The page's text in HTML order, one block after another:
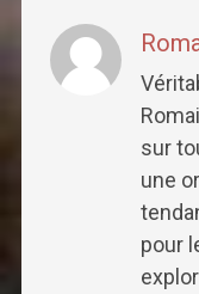
sur
une
pour